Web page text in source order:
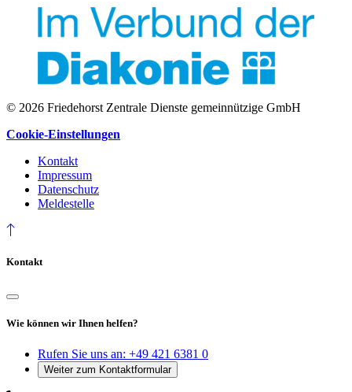
© 2026 Friedehorst Zentrale Dienste gemeinnützige GmbH
Cookie-Einstellungen
Kontakt
Impressum
Datenschutz
Meldestelle
Kontakt
Wie können wir Ihnen helfen?
Rufen Sie uns an: +49 421 6381 0